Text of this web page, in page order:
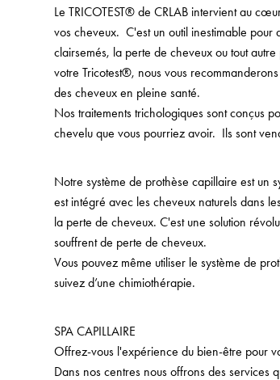
Le TRICOTEST® de CRLAB intervient au
vos cheveux. C'est un outil inestimable
clairsemés, la perte de cheveux ou tout
votre Tricotest®, nous vous
des cheveux en pleine santé.
Nos traitements trichologiques sont conçus
chevelu que vous pourriez avoir. Ils sont
Notre système de prothèse capillaire est un
est intégré avec les cheveux naturels dans
la perte de cheveux. C'est une solution
souffrent de perte de cheveux.
Vous pouvez même utiliser le système de
suivez d’une chimiothérapie.
SPA CAPILLAIRE
Offrez-vous l'expérience du bien-être pour
Dans nos centres nous offrons des services